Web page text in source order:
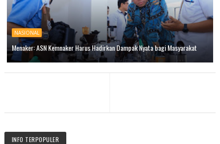
NASIONAL
Menaker: ASN Kemnaker Harus Hadirkan Dampak Nyata bagi Masyarakat
INFO TERPOPULER